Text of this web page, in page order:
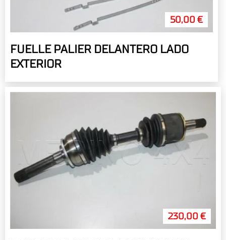
50,00 €
FUELLE PALIER DELANTERO LADO
EXTERIOR
230,00 €